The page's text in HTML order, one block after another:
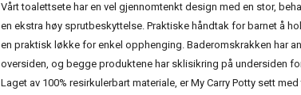
Vårt toalettsete har en vel gjennomtenkt design med en stor,
en ekstra høy sprutbeskyttelse. Praktiske håndtak for barnet å
en praktisk løkke for enkel opphenging. Baderomskrakken har
oversiden, og begge produktene har sklisikring på undersiden
Laget av 100% resirkulerbart materiale, er My Carry Potty sett